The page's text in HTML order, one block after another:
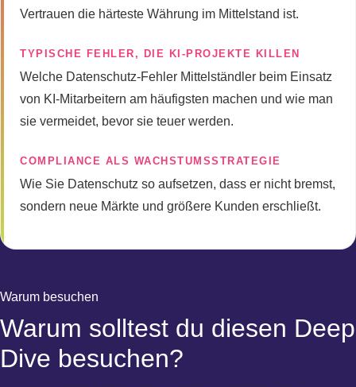
Vertrauen die härteste Währung im Mittelstand ist.
TYPISCHE FEHLER, DIE KI-PROJEKTE KILLEN
Welche Datenschutz-Fehler Mittelständler beim Einsatz
von KI-Mitarbeitern am häufigsten machen und wie man
sie vermeidet, bevor sie teuer werden.
COMPLIANCE ALS WACHSTUMSSTRATEGIE
Wie Sie Datenschutz so aufsetzen, dass er nicht bremst,
sondern neue Märkte und größere Kunden erschließt.
Warum besuchen
Warum solltest du diesen Deep
Dive besuchen?